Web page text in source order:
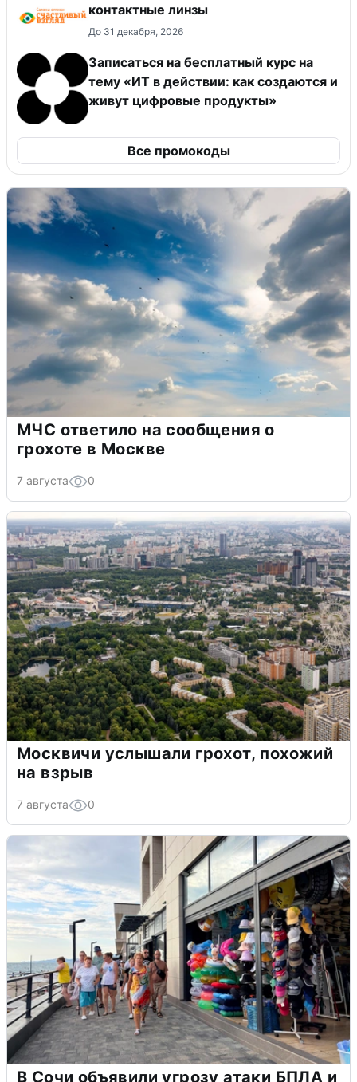
контактные линзы
До 31 декабря, 2026
Записаться на бесплатный курс на
тему «ИТ в действии: как создаются и
живут цифровые продукты»
Все промокоды
МЧС ответило на сообщения о
грохоте в Москве
7 августа 0
Москвичи услышали грохот, похожий
на взрыв
7 августа 0
В Сочи объявили угрозу атаки БПЛА и